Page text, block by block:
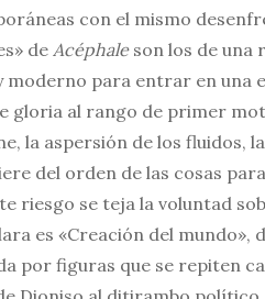
con el mismo
de Acéphaleson los de una
moderno para entrar en una
gloria al rango de primer
la aspersión de los fluidos,
del orden de las cosas
riesgo se teja la voluntad
es «Creación del mundo»,
por figuras que se repiten